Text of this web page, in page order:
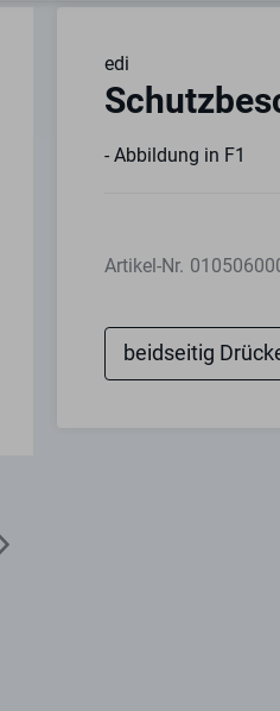
edi
- Abbildung in F1
Artikel-Nr.